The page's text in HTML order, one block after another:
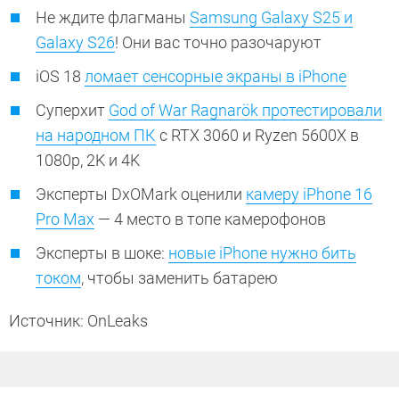
Не ждите флагманы Samsung Galaxy S25 и
Galaxy S26! Они вас точно разочаруют
iOS 18 ломает сенсорные экраны в iPhone
Суперхит God of War Ragnarök протестировали
на народном ПК с RTX 3060 и Ryzen 5600X в
1080p, 2K и 4K
Эксперты DxOMark оценили камеру iPhone 16
Pro Max — 4 место в топе камерофонов
Эксперты в шоке: новые iPhone нужно бить
током, чтобы заменить батарею
Источник: OnLeaks